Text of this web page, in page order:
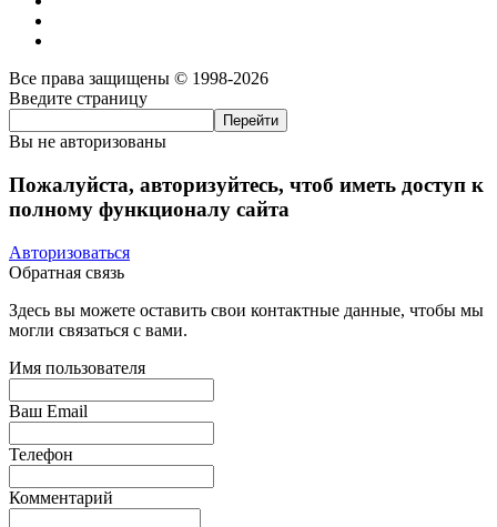
Все права защищены © 1998-2026
Введите страницу
Вы не авторизованы
Пожалуйста, авторизуйтесь, чтоб иметь доступ к
полному функционалу сайта
Авторизоваться
Обратная связь
Здесь вы можете оставить свои контактные данные, чтобы мы
могли связаться с вами.
Имя пользователя
Ваш Email
Телефон
Комментарий